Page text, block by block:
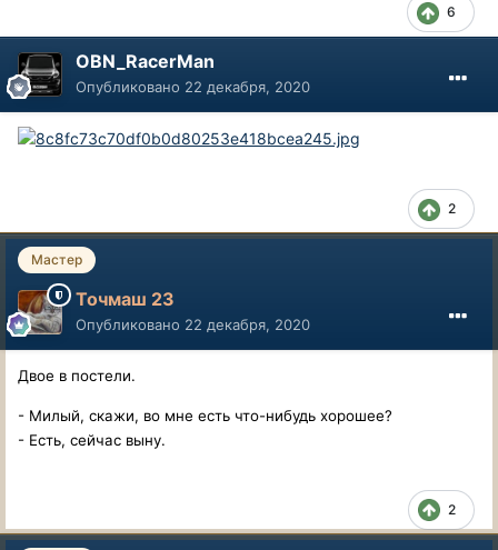
6
OBN_RacerMan
Опубликовано 22 декабря, 2020
2
Мастер
Точмаш 23
Опубликовано 22 декабря, 2020
Двое в постели.
- Милый, скажи, во мне есть что-нибудь хорошее?
- Есть, сейчас выну.
2